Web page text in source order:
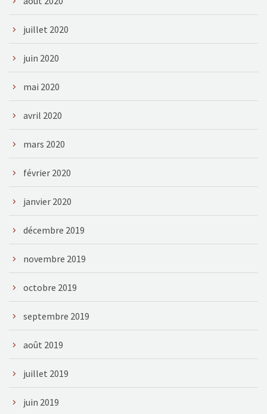
juillet 2020
juin 2020
mai 2020
avril 2020
mars 2020
février 2020
janvier 2020
décembre 2019
novembre 2019
octobre 2019
septembre 2019
août 2019
juillet 2019
juin 2019